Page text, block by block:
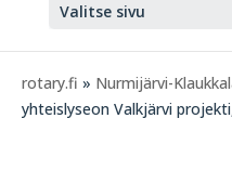
Valitse sivu
rotary.fi » Nurmijärvi-
yhteislyseon Valkjärvi